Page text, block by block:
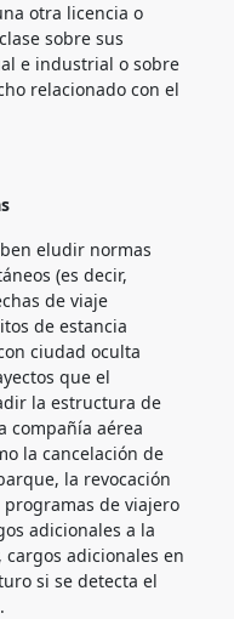
otra licencia o
sobre sus
e industrial o sobre
relacionado con el
eludir normas
(es decir,
de viaje
de estancia
ciudad oculta
que el
la estructura de
compañía aérea
la cancelación de
la revocación
de viajero
adicionales a la
adicionales en
si se detecta el